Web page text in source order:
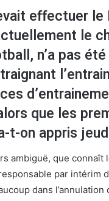
effectuer le
le
n’a pas
que les
t-on appris
ambiguë, que connaît
par intérim
dans